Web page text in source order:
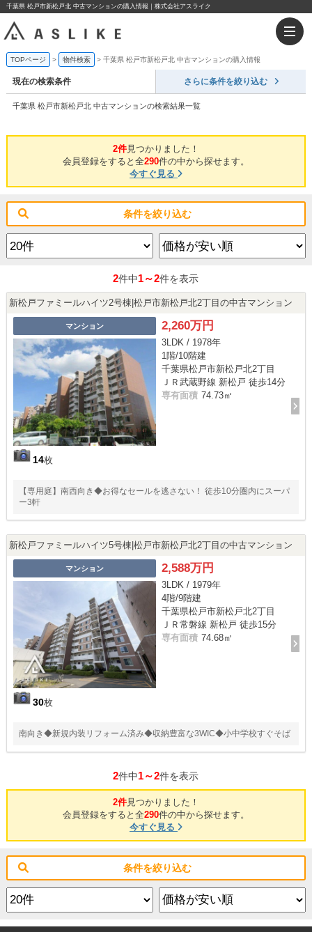
千葉県 松戸市新松戸北 中古マンションの購入情報｜株式会社アスライク
TOPページ 物件検索 千葉県 松戸市新松戸北 中古マンションの購入情報
現在の検索条件 さらに条件を絞り込む
千葉県 松戸市新松戸北 中古マンションの検索結果一覧
2件見つかりました！
会員登録をすると全290件の中から探せます。
今すぐ見る
条件を絞り込む
2件中1～2件を表示
新松戸ファミールハイツ2号棟|松戸市新松戸北2丁目の中古マンション
マンション
14枚
2,260万円
3LDK / 1978年
1階/10階建
千葉県松戸市新松戸北2丁目
ＪＲ武蔵野線 新松戸 徒歩14分
専有面積 74.73㎡
【専用庭】南西向き◆お得なセールを逃さない！ 徒歩10分圏内にスーパ
ー3軒
新松戸ファミールハイツ5号棟|松戸市新松戸北2丁目の中古マンション
マンション
30枚
2,588万円
3LDK / 1979年
4階/9階建
千葉県松戸市新松戸北2丁目
ＪＲ常磐線 新松戸 徒歩15分
専有面積 74.68㎡
南向き◆新規内装リフォーム済み◆収納豊富な3WIC◆小中学校すぐそば
2件中1～2件を表示
2件見つかりました！
会員登録をすると全290件の中から探せます。
今すぐ見る
条件を絞り込む